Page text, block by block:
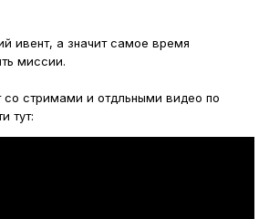
ивент, а значит самое время
миссии.
со стримами и отдльными видео по
тут: